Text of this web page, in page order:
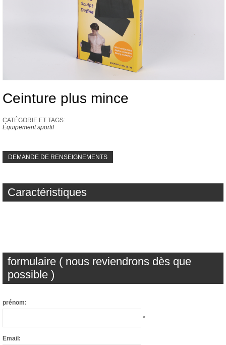
Ceinture plus mince
CATÉGORIE ET ​​TAGS:
Équipement sportif
DEMANDE DE RENSEIGNEMENTS
Caractéristiques
formulaire ( nous reviendrons dès que
possible )
prénom:
*
Email: